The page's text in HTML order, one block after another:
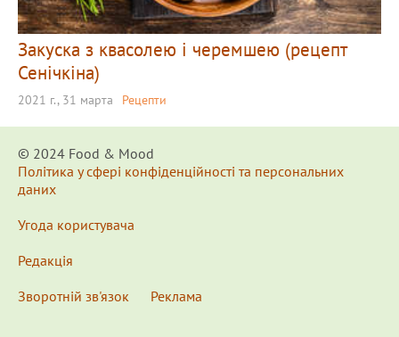
Закуска з квасолею і черемшею (рецепт
Сенічкіна)
2021 г., 31 марта Рецепти
© 2024 Food & Мood
Політика у сфері конфіденційності та персональних
даних
Угода користувача
Редакція
Зворотній зв'язок
Реклама